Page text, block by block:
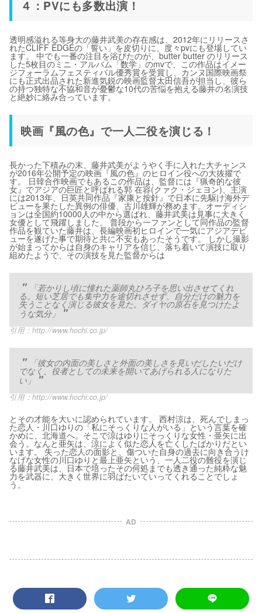
４：PVにも多数出演！
透明感溢れる等身大の藤井武美の存在感は、2012年にリリースさ
れたCLIFF EDGEの「誓い」を皮切りに、度々pvにも登場してい
ます。 中でも一番の注目を浴びたのが、butter butter のリリース
した5枚目のミニ・アルバム「数学」のmvで、この作品はイメー
ジフォーラムフェスティバル優秀賞を受賞し、カンヌ国際映画祭
にも正式出品された新進気鋭の映画監督太田信吾が担当し、彼ら
の持つ独特な不協和音が憂鬱な10代の苦悩を抱える藤井の名演技
と絶妙に絡み合っています。
映画『風の色』で一人二役を演じる！
長かった下積みの末、藤井武美がようやく手に入れた大チャンス
が2016年公開予定の映画『風の色』のヒロイン役への大抜擢で
す。 日韓合作映画でもあるこの作品は、監督には『猟奇的な彼
女』でアジアの巨匠と呼ばれる郭 在容(クァク・ジェヨン)、主演
には2013年、日英共同作品『家康と按針』で日本に先駆け海外デ
ビューを果たした異例の俳優、古川雄輝が務めます。オーディシ
ョンは全国約10000人の中から選ばれ、藤井武美は見事に大きく
女優として飛躍しました。 普段から一ファンとして同作品の監督
作品を観ていた藤井は、長編映画初ヒロインで一気にアジアデビ
ューを遂げた事で期待と共に不安もあったそうです。 しかし撮影
が始まってからは自身のキャリアを信じ、落ち着いて演技に取り
組めたようで、その演技を見た監督からは
「若かりし頃に憧れた薬師丸ひろ子を思い出させてくれ
る。短い芝居でも集中力を途切れさせず、自分だけの魅力を
失うことなく演じる彼女を見た。ダイヤの原石を見つけたよ
うな気分」
引用：http://www.hochi.co.jp/
「彼女の内面の美しさと外面の美しさを見いだしたいだけ
でなく、役者としての未来を開いてあげられる人になりた
い」
引用：http://www.hochi.co.jp/
とその才能を大いに認められています。 西村涼は、死んでしまっ
た恋人・川口ゆりの「私にそっくりな人がいる」という言葉を確
かめに、北海道へ。そこで涼はゆりにそっくりな女性・亜矢に出
会う。なんと亜矢は、涼によく似た恋人を亡くしたばかりだとい
います。 失った恋人の面影と、傷ついた自身の過去に向き合うけ
なげな女性の川口ゆりと最上亜矢という、一人二役の難役を演じ
る藤井武美は、日本で培ったその何処までも透き通った純粋な魅
力を武器に、大きく世界に羽ばたいていってくれることでしょ
う。
AD